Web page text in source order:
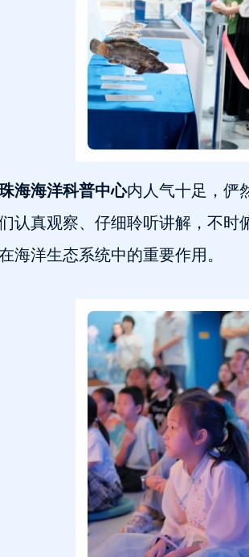
海海洋科普中心内人气十足，俨
认真观察、仔细聆听讲解，不
海洋生态系统中的重要作用。